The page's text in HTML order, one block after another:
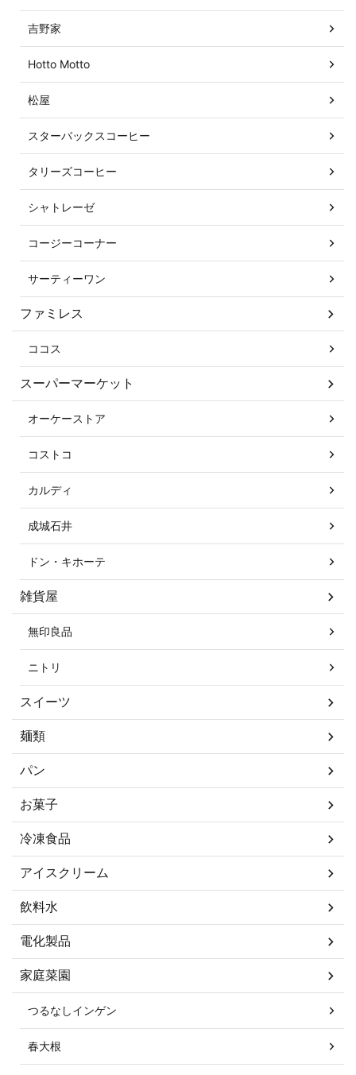
吉野家
Hotto Motto
松屋
スターバックスコーヒー
タリーズコーヒー
シャトレーゼ
コージーコーナー
サーティーワン
ファミレス
ココス
スーパーマーケット
オーケーストア
コストコ
カルディ
成城石井
ドン・キホーテ
雑貨屋
無印良品
ニトリ
スイーツ
麺類
パン
お菓子
冷凍食品
アイスクリーム
飲料水
電化製品
家庭菜園
つるなしインゲン
春大根